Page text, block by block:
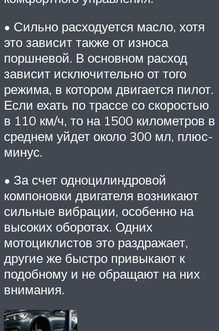
• Сильно расходуется масло, хотя
это зависит также от износа
поршневой. В основном расход
зависит исключительно от того
режима, в котором двигается пилот.
Если ехать по трассе со скоростью
в 110 км/ч, то на 1500 километров в
среднем уйдет около 300 мл, плюс-
минус.
• За счет одноцилиндровой
компоновки двигателя возникают
сильные вибрации, особенно на
высоких оборотах. Одних
мотоциклистов это раздражает,
другие же быстро привыкают к
подобному и не обращают на них
внимания.